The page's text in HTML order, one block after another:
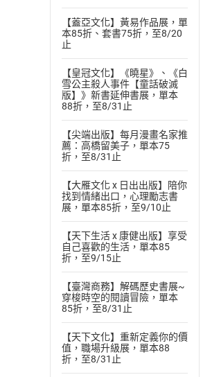
【蓋亞文化】黃易作品展，單
本85折、套書75折，至8/20
止
【皇冠文化】《曉星》、《白
雪公主殺人事件【童話破滅
版】》新書延伸書展，單本
88折，至8/31止
【尖端出版】每月漫畫名家推
薦：高橋留美子，單本75
折，至8/31止
【大雁文化 x 日出出版】陪你
找到情緒出口，心理勵志書
展，單本85折，至9/10止
【天下生活 x 康健出版】享受
自己喜歡的生活，單本85
折，至9/15止
【臺灣商務】解碼歷史書展~
穿梭時空的閱讀冒險，單本
85折，至8/31止
【天下文化】重新定義你的價
值，職場升級展，單本88
折，至8/31止